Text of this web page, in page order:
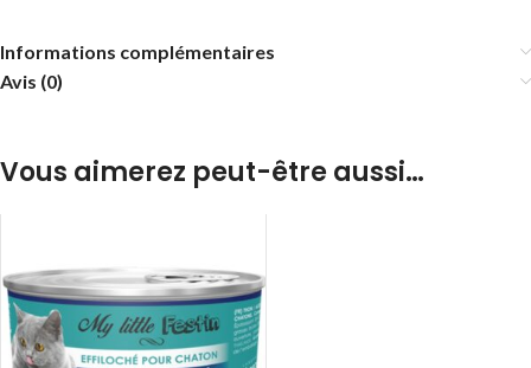
Informations complémentaires
Avis (0)
Vous aimerez peut-être aussi…